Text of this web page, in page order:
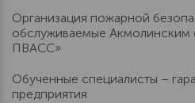
Организация пожарной
обслуживаемые
ПВАСС»
Обученные специалисты –
предприятия